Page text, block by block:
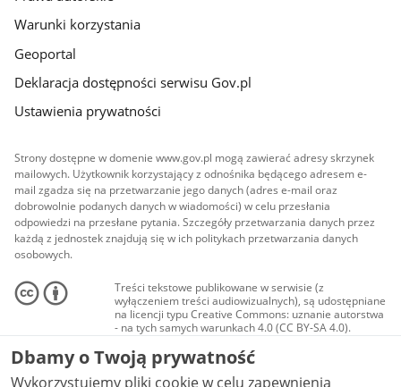
Warunki korzystania
Geoportal
Deklaracja dostępności serwisu Gov.pl
Ustawienia prywatności
Strony dostępne w domenie www.gov.pl mogą zawierać adresy skrzynek
mailowych. Użytkownik korzystający z odnośnika będącego adresem e-
mail zgadza się na przetwarzanie jego danych (adres e-mail oraz
dobrowolnie podanych danych w wiadomości) w celu przesłania
odpowiedzi na przesłane pytania. Szczegóły przetwarzania danych przez
każdą z jednostek znajdują się w ich politykach przetwarzania danych
osobowych.
Treści tekstowe publikowane w serwisie (z
wyłączeniem treści audiowizualnych), są udostępniane
na licencji typu Creative Commons: uznanie autorstwa
- na tych samych warunkach 4.0 (CC BY-SA 4.0).
Materiały audiowizualne, w tym zdjęcia, materiały
audio i wideo, są udostępniane na licencji typu
Creative Commons: uznanie autorstwa użycie
niekomercyjne - bez utworów zależnych 4.0 (CC BY-
Dbamy o Twoją prywatność
Wykorzystujemy pliki cookie w celu zapewnienia